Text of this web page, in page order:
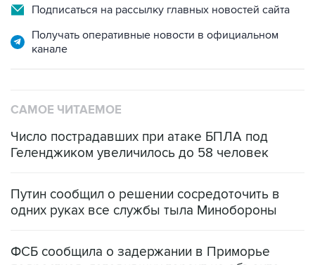
Подписаться на рассылку главных новостей сайта
Получать оперативные новости в официальном
канале
САМОЕ ЧИТАЕМОЕ
Число пострадавших при атаке БПЛА под
Геленджиком увеличилось до 58 человек
Путин сообщил о решении сосредоточить в
одних руках все службы тыла Минобороны
ФСБ сообщила о задержании в Приморье